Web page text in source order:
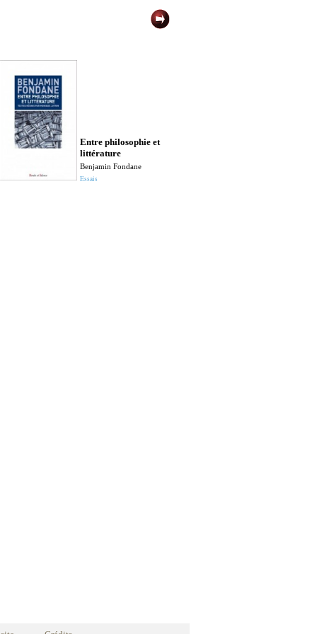
Entre philosophie et
littérature
Benjamin Fondane
Essais